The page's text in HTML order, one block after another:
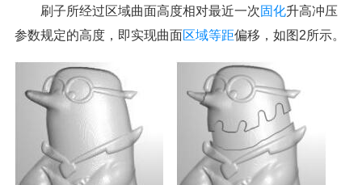
刷子所经过区域曲面高度相对最近一次固化升高冲压
参数规定的高度，即实现曲面区域等距偏移，如图2所示。